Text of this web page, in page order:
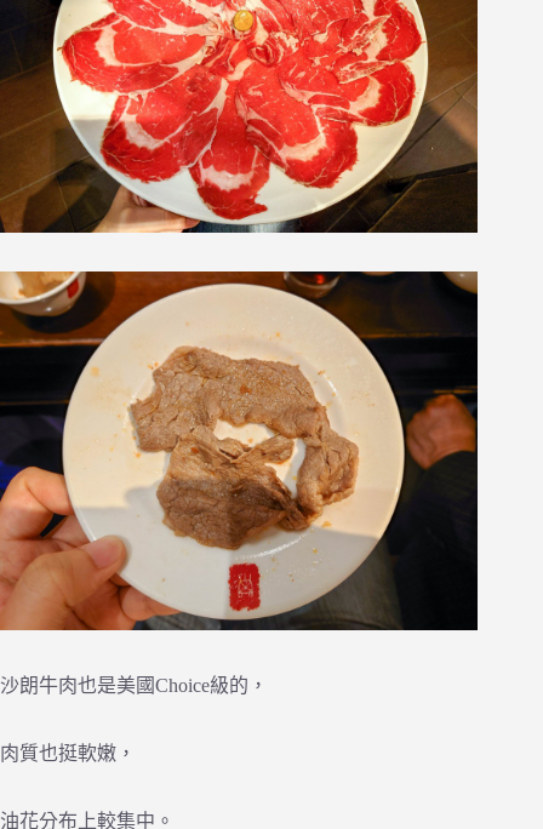
沙朗牛肉也是美國Choice級的，
肉質也挺軟嫩，
油花分布上較集中。